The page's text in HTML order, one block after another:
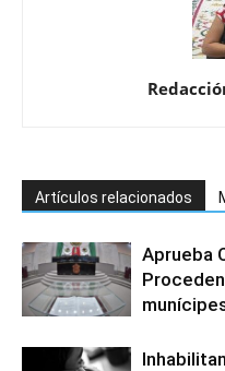
Artículos relacionados
Aprueba